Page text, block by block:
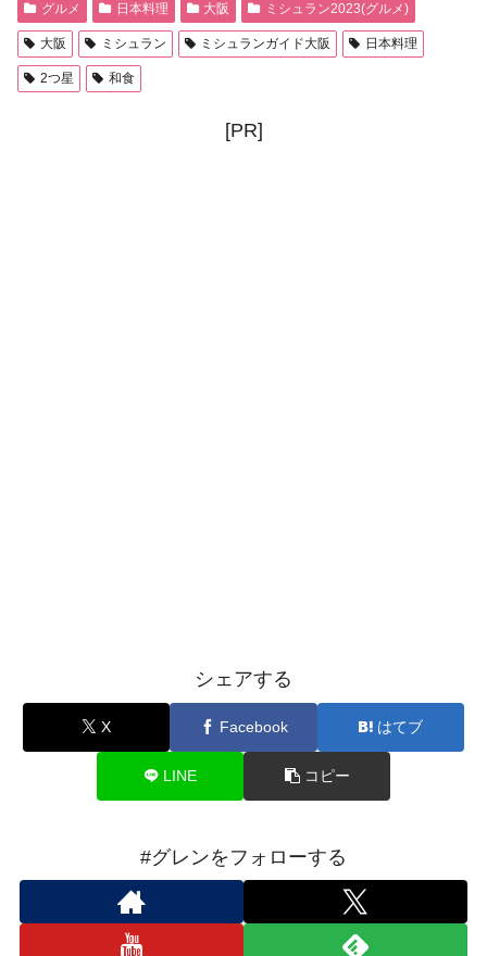
グルメ 日本料理 大阪 ミシュラン2023(グルメ)
大阪 ミシュラン ミシュランガイド大阪 日本料理
2つ星 和食
[PR]
シェアする
X Facebook はてブ
LINE コピー
#グレンをフォローする